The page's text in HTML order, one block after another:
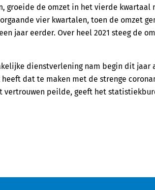
groeide de omzet in het vierde kwartaal
vier kwartalen, toen de omzet
jaar eerder. Over heel 2021 steeg de
dienstverlening nam begin dit jaar
dat te maken met de strenge
vertrouwen peilde, geeft het